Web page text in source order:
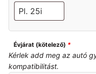
Évjárat (kötelező) *
Kérlek add meg az autó
kompatibilitást.